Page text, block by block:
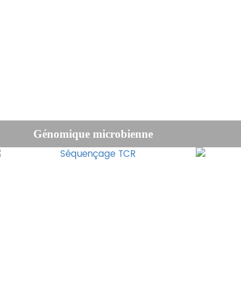
Génomique microbienne